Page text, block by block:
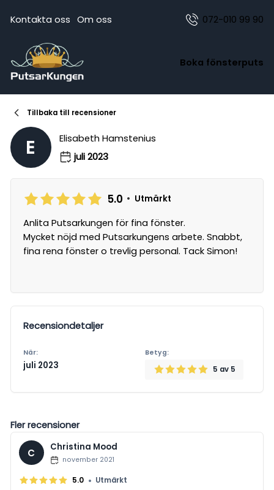
Kontakta oss Om oss 072-010 99 90
Boka fönsterputs
Tillbaka till recensioner
E
Elisabeth Hamstenius
juli 2023
5.0 • Utmärkt
Anlita Putsarkungen för fina fönster.
Mycket nöjd med Putsarkungens arbete. Snabbt,
fina rena fönster o trevlig personal. Tack Simon!
Recensiondetaljer
När:
juli 2023
Betyg:
5 av 5
Fler recensioner
C Christina Mood
november 2021
5.0 • Utmärkt